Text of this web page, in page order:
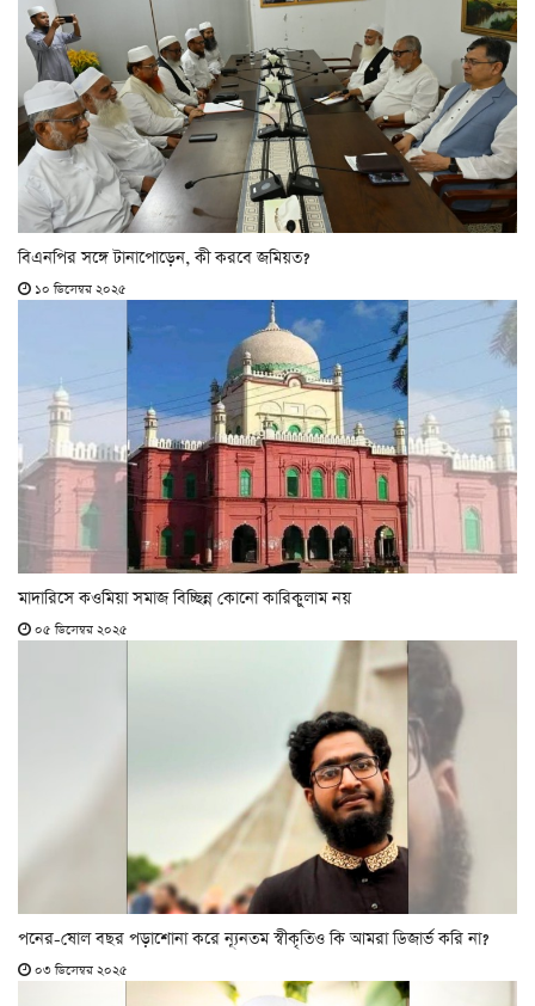
বিএনপির সঙ্গে টানাপোড়েন, কী করবে জমিয়ত?
১০ ডিসেম্বর ২০২৫
মাদারিসে কওমিয়া সমাজ বিচ্ছিন্ন কোনো কারিকুলাম নয়
০৫ ডিসেম্বর ২০২৫
পনের-ষোল বছর পড়াশোনা করে ন্যূনতম স্বীকৃতিও কি আমরা ডিজার্ভ করি না?
০৩ ডিসেম্বর ২০২৫